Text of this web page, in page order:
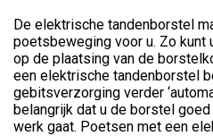
De elektrische tandenborstel
poetsbeweging voor u. Zo kunt
op de plaatsing van de
een elektrische tandenborstel
gebitsverzorging verder
belangrijk dat u de borstel
werk gaat. Poetsen met een